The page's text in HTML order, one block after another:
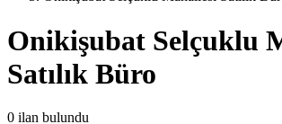
Onikişubat Selçuklu
Satılık Büro
0 ilan bulundu